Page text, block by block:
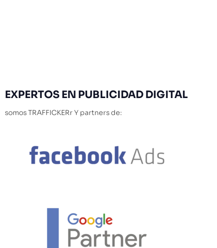
EXPERTOSEN PUBLICIDAD DIGITAL
somos TRAFFICKERr Y partners de: